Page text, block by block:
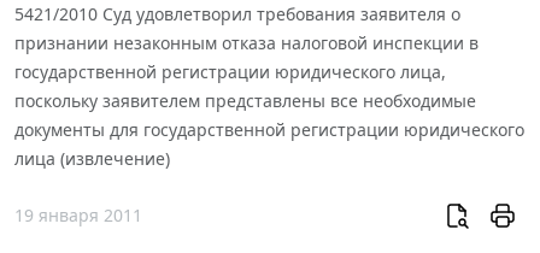
5421/2010 Суд удовлетворил требования заявителя о
признании незаконным отказа налоговой инспекции в
государственной регистрации юридического лица,
поскольку заявителем представлены все необходимые
документы для государственной регистрации юридического
лица (извлечение)
19 января 2011